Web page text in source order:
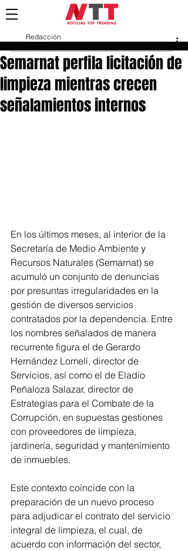
Semarnat perfila licitación de
limpieza mientras crecen
señalamientos internos
Redacción
En los últimos meses, al interior de la
Secretaría de Medio Ambiente y
Recursos Naturales (Semarnat) se
acumuló un conjunto de denuncias
por presuntas irregularidades en la
gestión de diversos servicios
contratados por la dependencia. Entre
los nombres señalados de manera
recurrente figura el de Gerardo
Hernández Lomelí, director de
Servicios, así como el de Eladio
Peñaloza Salazar, director de
Estrategias para el Combate de la
Corrupción, en supuestas gestiones
con proveedores de limpieza,
jardinería, seguridad y mantenimiento
de inmuebles.
Este contexto coincide con la
preparación de un nuevo proceso
para adjudicar el contrato del servicio
integral de limpieza, el cual, de
acuerdo con información del sector,